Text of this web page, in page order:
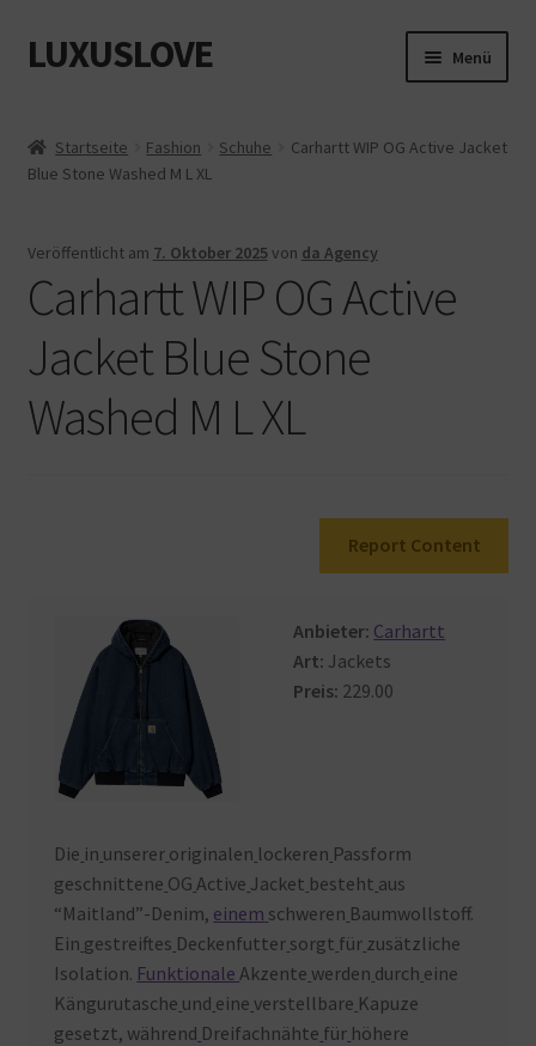
Zur
Navigation
Zum
Inhalt
LUXUSLOVE Menü
Cookie-Richtlinie (EU)
Datenschutz
Impressum
Kasse
Mein Konto
Startseite Fashion Schuhe
Carhartt WIP OG Active Jacket
Blue Stone Washed M L XL
Veröffentlicht am 7. Oktober 2025von da Agency
Carhartt WIP OG Active
Jacket Blue Stone
Washed M L XL
Report Content
Anbieter: Carhartt
Art: Jackets
Preis: 229.00
Die in unserer originalen lockeren Passform
geschnittene OG Active Jacket besteht aus
“Maitland”-Denim, einem schweren Baumwollstoff.
Ein gestreiftes Deckenfutter sorgt für zusätzliche
Isolation. Funktionale Akzente werden durch eine
Kängurutasche und eine verstellbare Kapuze
gesetzt, während Dreifachnähte für höhere